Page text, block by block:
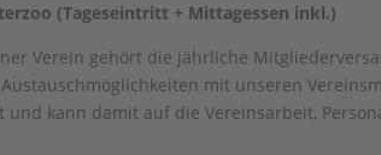
(Tageseintritt + Mittagessen inkl.)
Verein gehört die jährliche
mit unseren
kann damit auf die Vereinsarbeit,